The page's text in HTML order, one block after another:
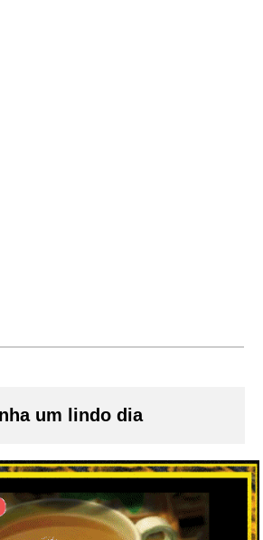
um lindo dia